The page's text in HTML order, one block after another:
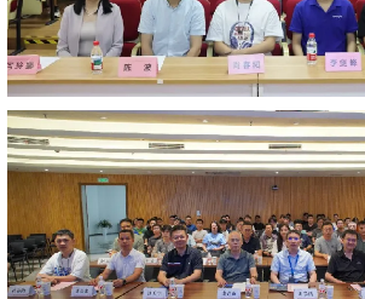
e
K
y
l
i
n
.
0
A
例
集
国
排
名
行
为
守
则
交
流
区
员
高
校
专
区
用
户
组
L
A
签
署
社
区
习
翻
发
者
大
赛
/
活
动
版
本
究
生
大
赛
麒
麟
杯
大
文
档
行
业
大
会
开
发
者
大
会
往
届
才
认
证
规
范
软
件
包
编
译
平
台
发
行
构
建
>
代
码
资
源
代
码
管
平
台
容
适
配
常
见
问
题
协
议
与
声
明
软
件
上
协
议